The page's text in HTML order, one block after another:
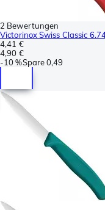
2 Bewertungen
Victorinox Swiss Classic
4,41 €
4,90 €
-10 %Spare0,49